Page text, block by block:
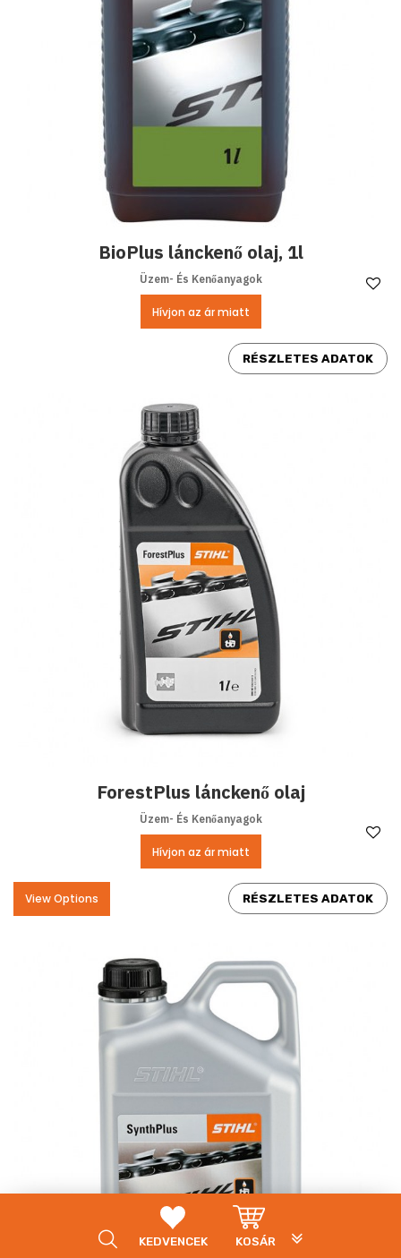
BioPlus lánckenő olaj, 1l
Üzem- És Kenőanyagok
Hívjon az ár miatt
RÉSZLETES ADATOK
ForestPlus lánckenő olaj
Üzem- És Kenőanyagok
Hívjon az ár miatt
RÉSZLETES ADATOK
View Options
KEDVENCEK KOSÁR